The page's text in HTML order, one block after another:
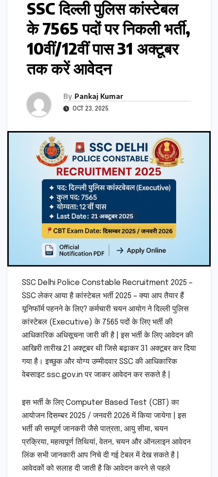
SSC दिल्ली पुलिस कांस्टेबल
के 7565 पदों पर निकली भर्ती,
10वीं/12वीं पास 31 अक्टूबर
तक करें आवेदन
By Pankaj Kumar
OCT 23, 2025
SSC Delhi Police Constable Recruitment 2025 –
SSC लेकर आया है कांस्टेबल भर्ती 2025 – क्या आप तैयार हैं
यूनिफॉर्म पहनने के लिए? कर्मचारी चयन आयोग ने दिल्ली पुलिस
कांस्टेबल (Executive) के 7565 पदों के लिए भर्ती की
आधिकारिक अधिसूचना जारी की है | इस भर्ती के लिए आवेदन की
आखिरी तारीख 21 अक्टूबर थी जिसे बढ़ाकर 31 अक्टूबर कर दिया
गया है। इच्छुक और योग्य उम्मीदवार SSC की आधिकारिक
वेबसाइट ssc.gov.in पर जाकर आवेदन कर सकते है |
इस भर्ती के लिए Computer Based Test (CBT) का
आयोजन दिसम्बर 2025 / जनवरी 2026 में किया जायेगा | इस
भर्ती की सम्पूर्ण जानकरी जैसे पात्रता, आयु सीमा, चयन
प्रक्रिया, महत्वपूर्ण तिथियां, वेतन, चयन और ऑनलाइन आवेदन
लिंक सभी जानकारी आप निचे दी गई टेबल में देख सकते है |
आवेदकों को सलाह दी जाती है कि आवेदन करने से पहले